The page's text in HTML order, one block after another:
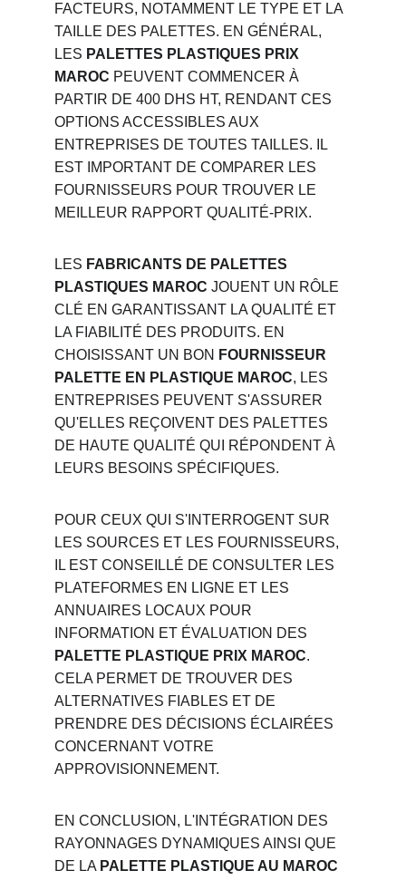
FACTEURS, NOTAMMENT LE TYPE ET LA
TAILLE DES PALETTES. EN GÉNÉRAL,
LES PALETTES PLASTIQUES PRIX
MAROC PEUVENT COMMENCER À
PARTIR DE 400 DHS HT, RENDANT CES
OPTIONS ACCESSIBLES AUX
ENTREPRISES DE TOUTES TAILLES. IL
EST IMPORTANT DE COMPARER LES
FOURNISSEURS POUR TROUVER LE
MEILLEUR RAPPORT QUALITÉ-PRIX.
LES FABRICANTS DE PALETTES
PLASTIQUES MAROC JOUENT UN RÔLE
CLÉ EN GARANTISSANT LA QUALITÉ ET
LA FIABILITÉ DES PRODUITS. EN
CHOISISSANT UN BON FOURNISSEUR
PALETTE EN PLASTIQUE MAROC, LES
ENTREPRISES PEUVENT S'ASSURER
QU'ELLES REÇOIVENT DES PALETTES
DE HAUTE QUALITÉ QUI RÉPONDENT À
LEURS BESOINS SPÉCIFIQUES.
POUR CEUX QUI S'INTERROGENT SUR
LES SOURCES ET LES FOURNISSEURS,
IL EST CONSEILLÉ DE CONSULTER LES
PLATEFORMES EN LIGNE ET LES
ANNUAIRES LOCAUX POUR
INFORMATION ET ÉVALUATION DES
PALETTE PLASTIQUE PRIX MAROC.
CELA PERMET DE TROUVER DES
ALTERNATIVES FIABLES ET DE
PRENDRE DES DÉCISIONS ÉCLAIRÉES
CONCERNANT VOTRE
APPROVISIONNEMENT.
EN CONCLUSION, L'INTÉGRATION DES
RAYONNAGES DYNAMIQUES AINSI QUE
DE LA PALETTE PLASTIQUE AU MAROC